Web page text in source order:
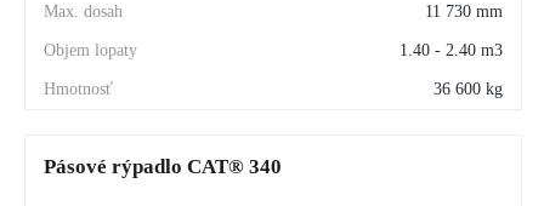
11 730 mm
1.40 - 2.40 m3
36 600 kg
Pásové rýpadlo CAT® 340